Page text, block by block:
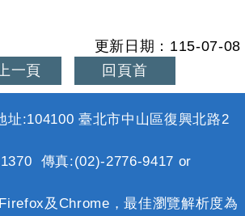
更新日期：115-07-08
一頁
回頁首
:104100 臺北市中山區復興北路2
傳真:(02)-2776-9417 or
及Chrome，最佳瀏覽解析度為